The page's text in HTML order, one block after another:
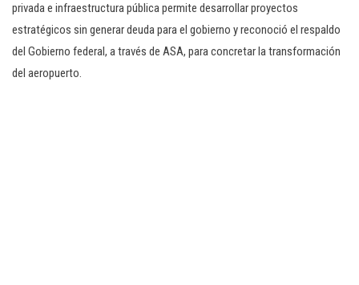
privada e infraestructura pública permite desarrollar proyectos
estratégicos sin generar deuda para el gobierno y reconoció el respaldo
del Gobierno federal, a través de ASA, para concretar la transformación
del aeropuerto.